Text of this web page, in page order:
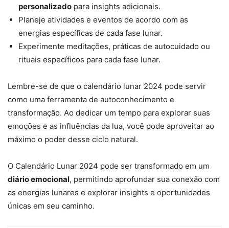
personalizado para insights adicionais.
Planeje atividades e eventos de acordo com as
energias específicas de cada fase lunar.
Experimente meditações, práticas de autocuidado ou
rituais específicos para cada fase lunar.
Lembre-se de que o calendário lunar 2024 pode servir
como uma ferramenta de autoconhecimento e
transformação. Ao dedicar um tempo para explorar suas
emoções e as influências da lua, você pode aproveitar ao
máximo o poder desse ciclo natural.
O Calendário Lunar 2024 pode ser transformado em um
diário emocional, permitindo aprofundar sua conexão com
as energias lunares e explorar insights e oportunidades
únicas em seu caminho.